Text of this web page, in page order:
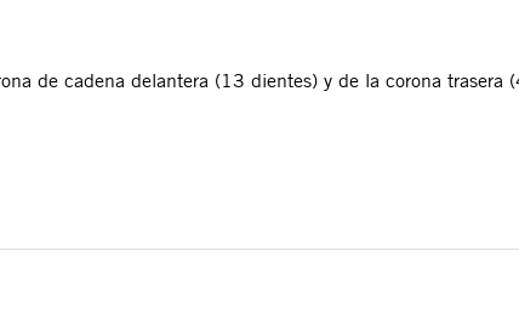
de cadena delantera (13 dientes) y de la corona trasera